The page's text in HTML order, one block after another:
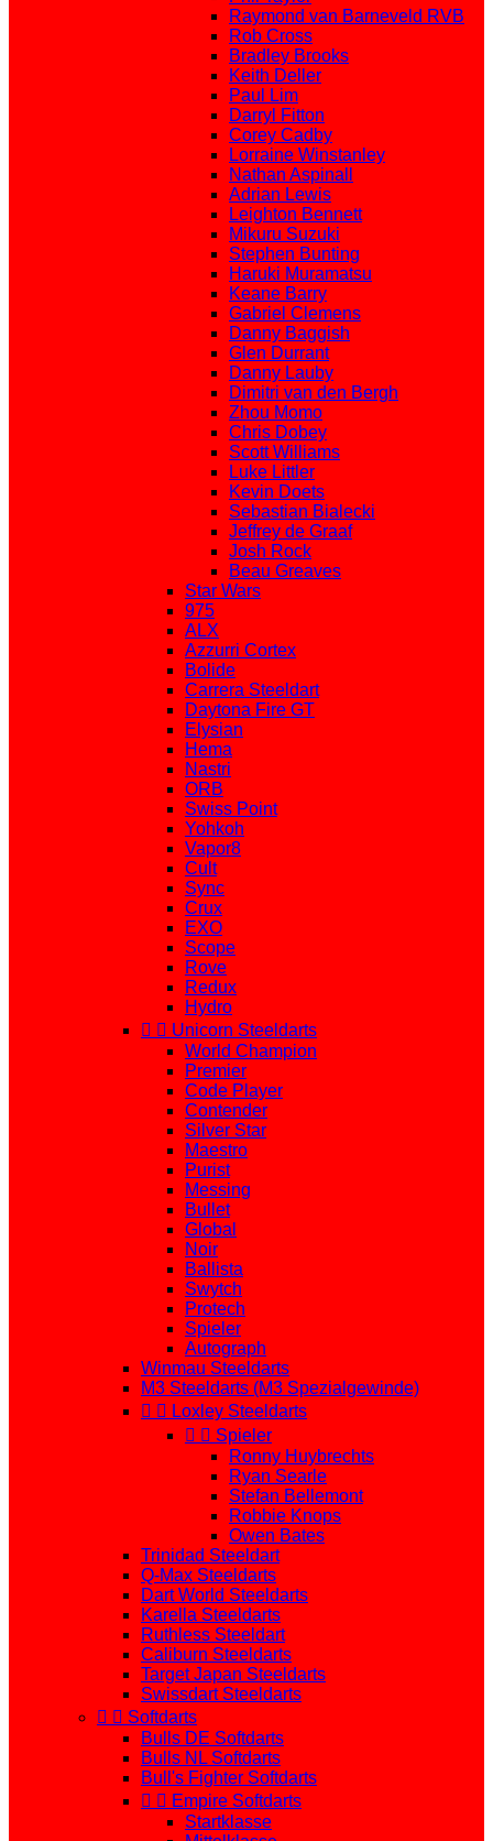
Raymond van Barneveld RVB
Rob Cross
Bradley Brooks
Keith Deller
Paul Lim
Darryl Fitton
Corey Cadby
Lorraine Winstanley
Nathan Aspinall
Adrian Lewis
Leighton Bennett
Mikuru Suzuki
Stephen Bunting
Haruki Muramatsu
Keane Barry
Gabriel Clemens
Danny Baggish
Glen Durrant
Danny Lauby
Dimitri van den Bergh
Zhou Momo
Chris Dobey
Scott Williams
Luke Littler
Kevin Doets
Sebastian Bialecki
Jeffrey de Graaf
Josh Rock
Beau Greaves
Star Wars
975
ALX
Azzurri Cortex
Bolide
Carrera Steeldart
Daytona Fire GT
Elysian
Hema
Nastri
ORB
Swiss Point
Yohkoh
Vapor8
Cult
Sync
Crux
EXO
Scope
Rove
Redux
Hydro
  Unicorn Steeldarts
World Champion
Premier
Code Player
Contender
Silver Star
Maestro
Purist
Messing
Bullet
Global
Noir
Ballista
Swytch
Protech
Spieler
Autograph
Winmau Steeldarts
M3 Steeldarts (M3 Spezialgewinde)
  Loxley Steeldarts
  Spieler
Ronny Huybrechts
Ryan Searle
Stefan Bellemont
Robbie Knops
Owen Bates
Trinidad Steeldart
Q-Max Steeldarts
Dart World Steeldarts
Karella Steeldarts
Ruthless Steeldart
Caliburn Steeldarts
Target Japan Steeldarts
Swissdart Steeldarts
  Softdarts
Bulls DE Softdarts
Bulls NL Softdarts
Bull's Fighter Softdarts
  Empire Softdarts
Startklasse